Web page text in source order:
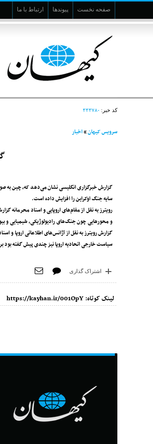
صفحه نخست پیوندها ارتباط با ما
کد خبر: ۳۳۳۷۸۰
سرویس کیهان»اخبار
گزارش خبرگزاری انگلیسی نشان می‌دهد که، چین به
سایه جنگ اوکراین را افزایش داده است.
رویترز به نقل از مقام‌های اروپایی و اسناد محرمانه
و محورهایی چون جنگ‌های رادیولوژیکی، شیمیایی و
سیاست خارجی اتحادیه اروپا نیز چندی پیش گفته
اشتراک گذاری
لینک کوتاه: https://kayhan.ir/001OpY